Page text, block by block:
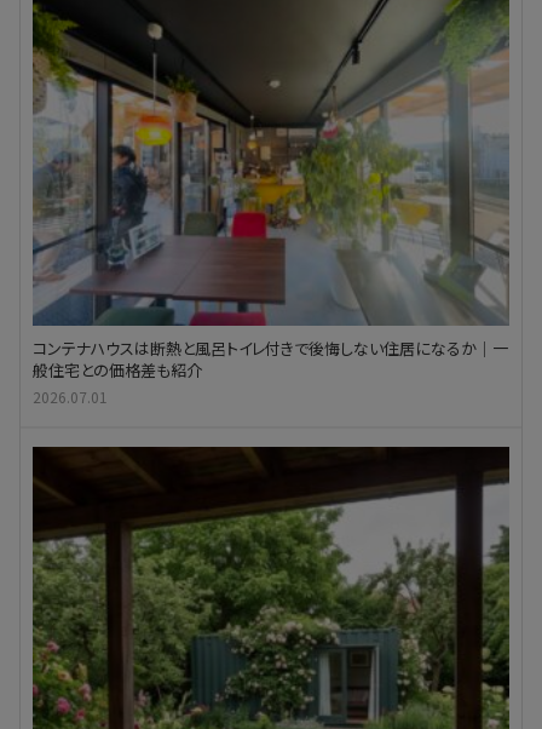
コンテナハウスは断熱と風呂トイレ付きで後悔しない住居になるか｜一
般住宅との価格差も紹介
2026.07.01